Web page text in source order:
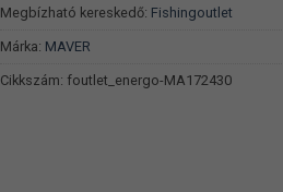
Megbízható kereskedő: Fishingoutlet
Márka: MAVER
Cikkszám: foutlet_energo-MA172430